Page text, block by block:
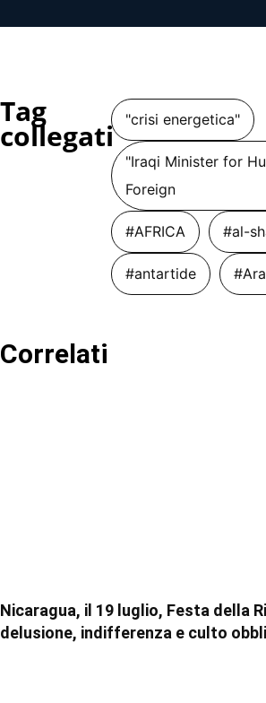
Tag
collegati "crisi energetica"
"Iraqi Minister for
Foreign
#AFRICA #al-
#antartide
Correlati
Nicaragua, il 19 luglio, Festa della
delusione, indifferenza e culto